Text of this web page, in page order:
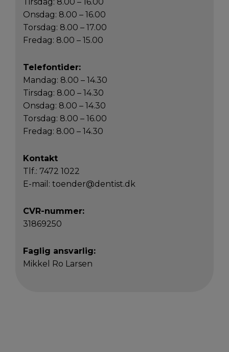
Onsdag: 8.00 – 16.00
Torsdag: 8.00 – 17.00
Fredag: 8.00 – 15.00
Telefontider:
Mandag: 8.00 – 14.30
Tirsdag: 8.00 – 14.30
Onsdag: 8.00 – 14.30
Torsdag: 8.00 – 16.00
Fredag: 8.00 – 14.30
Kontakt
Tlf.: 7472 1022
E-mail: toender@dentist.dk
CVR-nummer:
31869250
Faglig ansvarlig:
Mikkel Ro Larsen